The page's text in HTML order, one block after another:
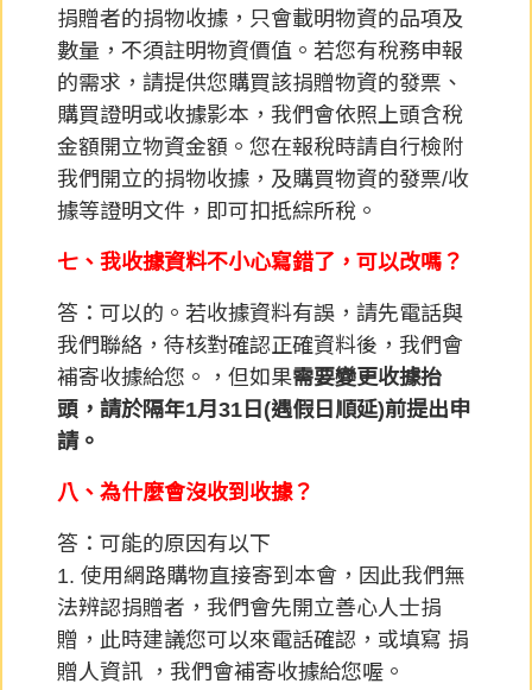
捐贈者的捐物收據，只會載明物資的品項及
數量，不須註明物資價值。若您有稅務申報
的需求，請提供您購買該捐贈物資的發票、
購買證明或收據影本，我們會依照上頭含稅
金額開立物資金額。您在報稅時請自行檢附
我們開立的捐物收據，及購買物資的發票/收
據等證明文件，即可扣抵綜所稅。
七、我收據資料不小心寫錯了，可以改嗎？
答：可以的。若收據資料有誤，請先電話與
我們聯絡，待核對確認正確資料後，我們會
補寄收據給您。，但如果需要變更收據抬
頭，請於隔年1月31日(遇假日順延)前提出申
請。
八、為什麼會沒收到收據？
答：可能的原因有以下
1. 使用網路購物直接寄到本會，因此我們無
法辨認捐贈者，我們會先開立善心人士捐
贈，此時建議您可以來電話確認，或填寫 捐
贈人資訊 ， 我們會補寄收據給您喔。